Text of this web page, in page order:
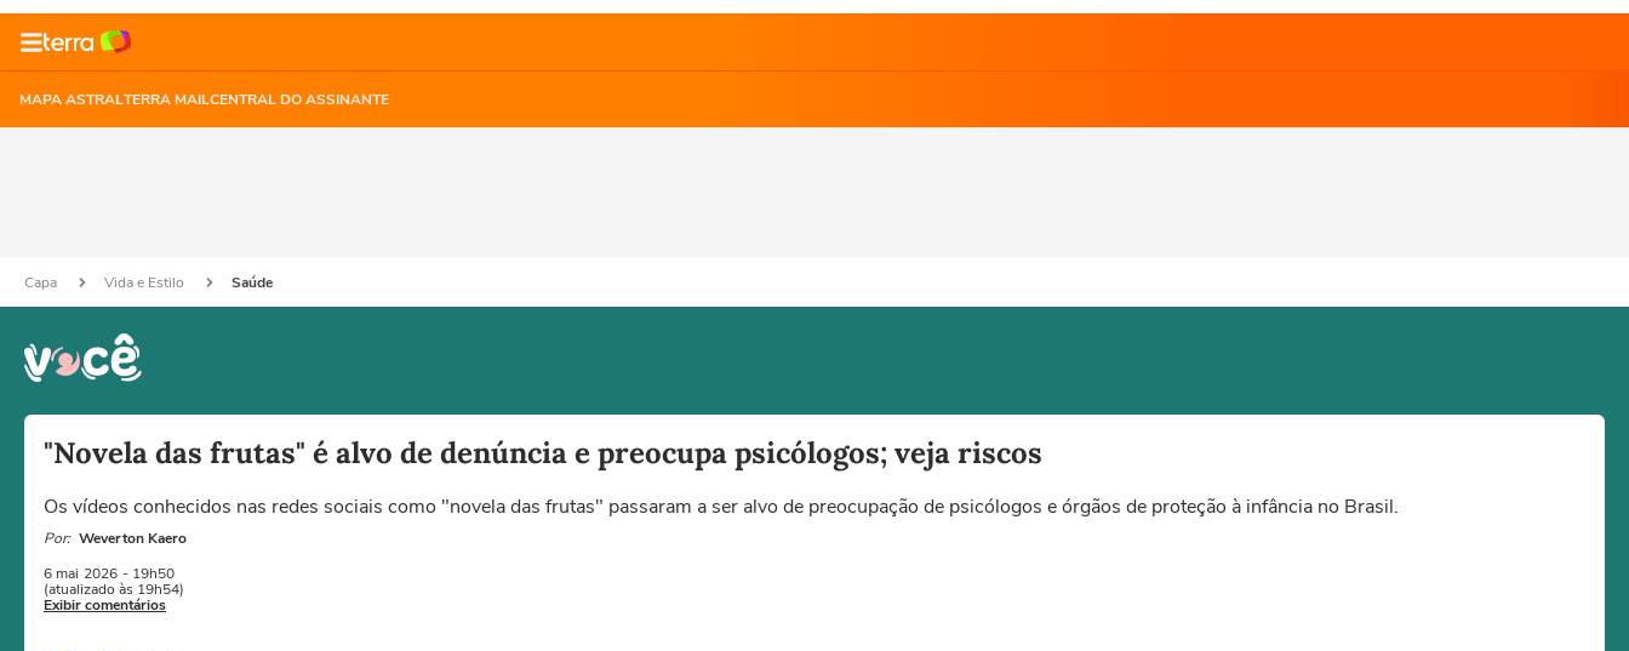
MAPA ASTRALTERRA MAILCENTRAL DO ASSINANTE
Capa Vida e Estilo Saúde
"Novela das frutas" é alvo de denúncia e preocupa psicólogos; veja riscos
Os vídeos conhecidos nas redes sociais como "novela das frutas" passaram a ser alvo de preocupação de psicólogos e órgãos de proteção à infância no Brasil.
Por: Weverton Kaero
6 mai 2026 - 19h50
(atualizado às 19h54)
Exibir comentários